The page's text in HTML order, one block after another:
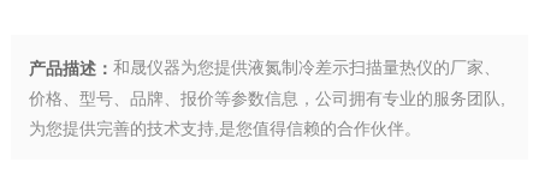
产品描述： 和晟仪器为您提供液氮制冷差示扫描量热仪的厂家、
价格、型号、品牌、报价等参数信息，公司拥有专业的服务团队,
为您提供完善的技术支持,是您值得信赖的合作伙伴。